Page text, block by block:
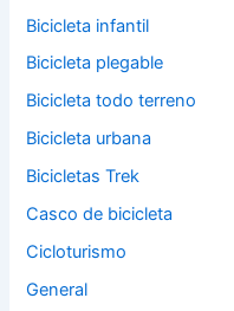
Bicicleta infantil
Bicicleta plegable
Bicicleta todo terreno
Bicicleta urbana
Bicicletas Trek
Casco de bicicleta
Cicloturismo
General